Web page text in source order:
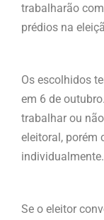
trabalharão
prédios na
Os escolhidos
em 6 de
trabalhar ou
eleitoral, porém
individualmente.
Se o eleitor